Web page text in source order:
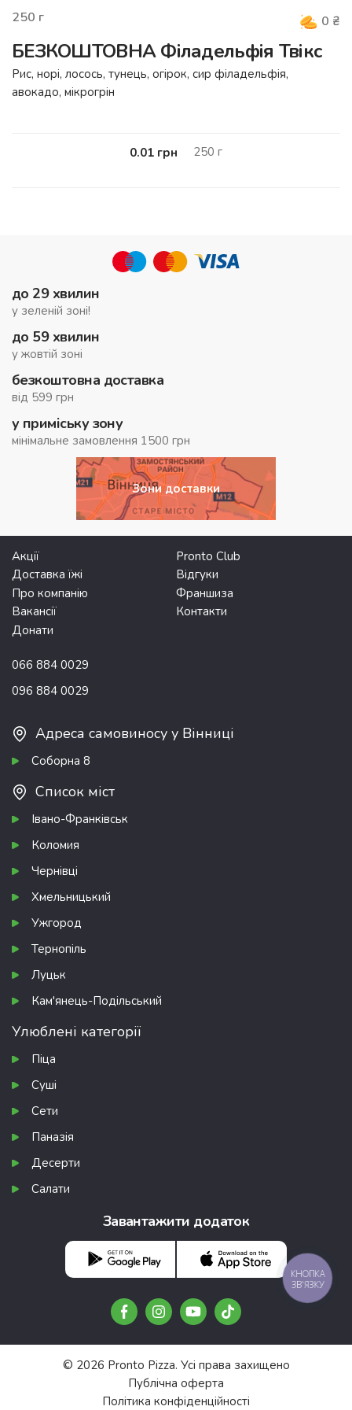
250 г 0 ₴
БЕЗКОШТОВНА Філадельфія Твікс
Рис, норі, лосось, тунець, огірок, сир філадельфія,
авокадо, мікрогрін
0.01 грн 250 г
до 29 хвилин
у зеленій зоні!
до 59 хвилин
у жовтій зоні
безкоштовна доставка
від 599 грн
у приміську зону
мінімальне замовлення 1500 грн
Зони доставки
Акції
Pronto Club
Доставка їжі
Відгуки
Про компанію
Франшиза
Вакансії
Контакти
Донати
066 884 0029
096 884 0029
Адреса самовиносу у Вінниці
Соборна 8
Список міст
Івано-Франківськ
Коломия
Чернівці
Хмельницький
Ужгород
Тернопіль
Луцьк
Кам'янець-Подільський
Улюблені категорії
Піца
Суші
Сети
Паназія
Десерти
Салати
Завантажити додаток
© 2026 Pronto Pizza. Усі права захищено
Публічна оферта
Політика конфіденційності
КНОПКА
ЗВ'ЯЗКУ